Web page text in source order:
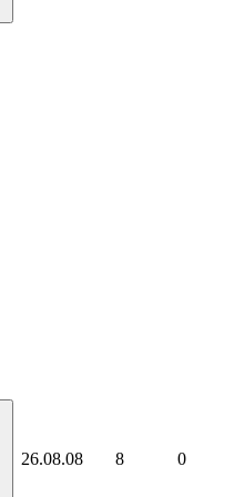
26.08.08 8 0